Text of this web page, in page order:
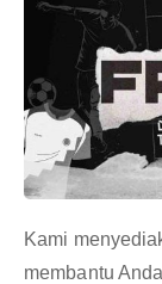
Kami
membantu